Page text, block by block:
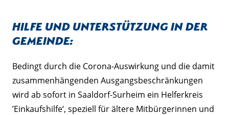
Hilfe und Unterstützung in der
Gemeinde:
Bedingt durch die Corona-Auswirkung und die damit
zusammenhängenden Ausgangsbeschränkungen
wird ab sofort in Saaldorf-Surheim ein Helferkreis
’Einkaufshilfe‘, speziell für ältere Mitbürgerinnen und